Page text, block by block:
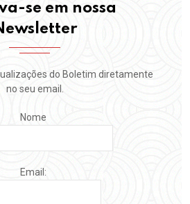
se em nossa
do Boletim diretamente
no seu email.
Nome
Email: